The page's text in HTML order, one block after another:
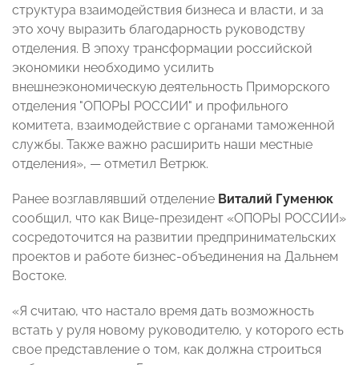
структура взаимодействия бизнеса и власти, и за
это хочу выразить благодарность руководству
отделения. В эпоху трансформации российской
экономики необходимо усилить
внешнеэкономическую деятельность Приморского
отделения "ОПОРЫ РОССИИ" и профильного
комитета, взаимодействие с органами таможенной
службы. Также важно расширить наши местные
отделения», — отметил Ветрюк.
Ранее возглавлявший отделение Виталий Гуменюк
сообщил, что как Вице-президент «ОПОРЫ РОССИИ»
сосредоточится на развитии предпринимательских
проектов и работе бизнес-объединения на Дальнем
Востоке.
«Я считаю, что настало время дать возможность
встать у руля новому руководителю, у которого есть
свое представление о том, как должна строиться